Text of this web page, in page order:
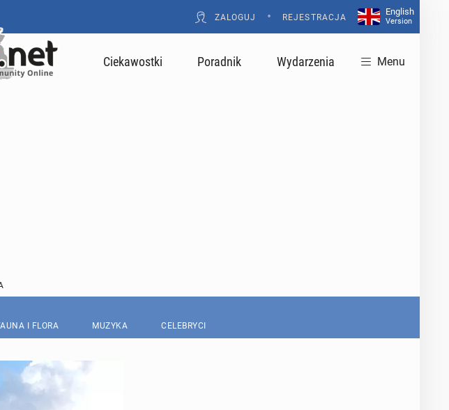
ZALOGUJ • REJESTRACJA
English
Version
Ciekawostki Poradnik Wydarzenia Menu
I FLORA MUZYKA CELEBRYCI